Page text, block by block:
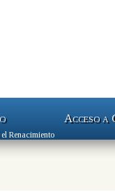
Acceso a
Renacimiento